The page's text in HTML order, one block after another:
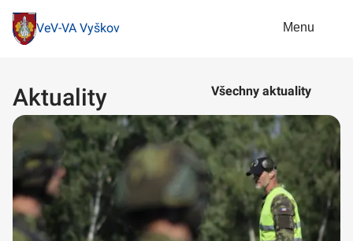
VeV-VA Vyškov Menu
Aktuality Všechny aktuality